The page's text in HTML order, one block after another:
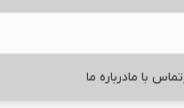
تماس با مادرباره ما